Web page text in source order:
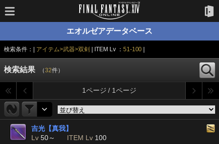
エオルゼアデータベース
検索条件：| アイテム>武器>双剣 | ITEM Lv ： 51-100
検索結果 （32件）
1ページ / 1ページ
吉光【真我】
Lv 50～ ITEM Lv 100